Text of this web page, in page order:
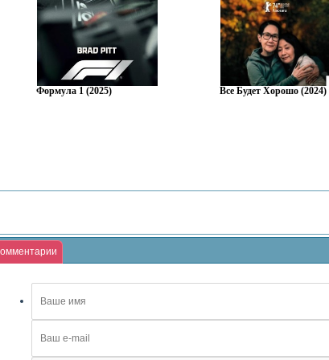
Формула 1 (2025) Все Будет Хорошо (2024)